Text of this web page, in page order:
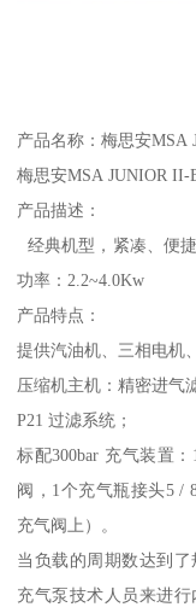
产品名称：梅思安MSA
梅思安MSA JUNIOR
产品描述：
经典机型，紧凑、便
功率：2.2~4.0Kw
产品特点：
提供汽油机、三相电机
压缩机主机：精密进气
P21 过滤系统；
标配300bar 充气装置
阀，1个充气瓶接头5 /
充气阀上）。
当负载的周期数达到
充气泵技术人员来进